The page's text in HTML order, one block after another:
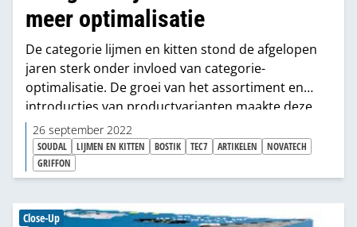
meer optimalisatie
De categorie lijmen en kitten stond de afgelopen
jaren sterk onder invloed van categorie-
optimalisatie. De groei van het assortiment en
introducties van productvarianten maakte deze
uitdaging steeds urgenter. Verkooplocaties in de
bouwmaterialen- en ijzerwarensector
benadrukken dat er behoefte is aan rationalisatie,
waarbij factoren als rotatie, beschikbaarheid en
eenvoud van het productaanbod een rol spelen.
26 september 2022
SOUDAL LIJMEN EN KITTEN BOSTIK TEC7 ARTIKELEN
NOVATECH
GRIFFON
Close-Up